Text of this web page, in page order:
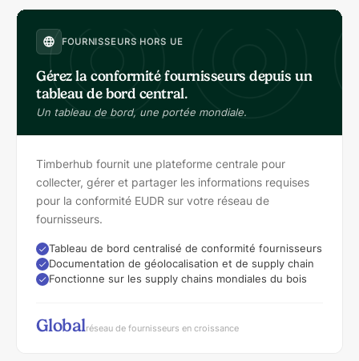
FOURNISSEURS HORS UE
Gérez la conformité fournisseurs depuis un
tableau de bord central.
Un tableau de bord, une portée mondiale.
Timberhub fournit une plateforme centrale pour
collecter, gérer et partager les informations requises
pour la conformité EUDR sur votre réseau de
fournisseurs.
Tableau de bord centralisé de conformité fournisseurs
Documentation de géolocalisation et de supply chain
Fonctionne sur les supply chains mondiales du bois
Globalréseau de fournisseurs en croissance